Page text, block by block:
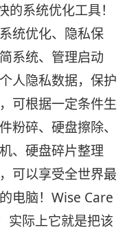
系统优化工具！
统优化、隐私保
系统、管理启动
人隐私数据，保护
可根据一定条件生
粉碎、硬盘擦除、
、硬盘碎片整理
可以享受全世界最
电脑！Wise Care
实际上它就是把该